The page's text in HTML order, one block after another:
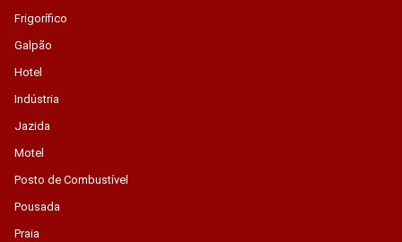
Frigorífico
Galpão
Hotel
Indústria
Jazida
Motel
Posto de Combustível
Pousada
Praia